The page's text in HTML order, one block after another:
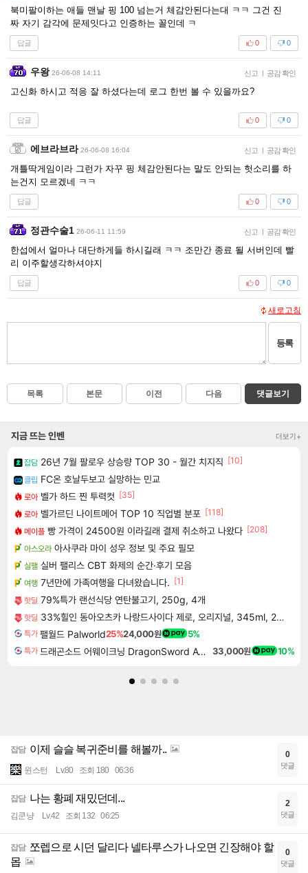
북미팔이하는 애들 맨날 핑 100 넘는거 체감안된다는대 ㅋㅋ 그건 진
짜 자기 감각에 문제잇다고 인증하는 꼴인데 ㅋ
답글 0
0
우왕 26-06-08 14:11 신고 | 공감 확인
고신화 하시고 적응 잘 하셨다는데 로그 한번 볼 수 있을까요?
답글 0
0
에브라브라 26-06-08 16:04 신고 | 공감 확인
개틀딱게임이라 그런가 자꾸 핑 체감안된다는 말도 안되는 헛소리를 하
는건지 모르겠네 ㅋㅋ
답글 0
0
정관수술1 26-06-11 11:59 신고 | 공감 확인
한섭에서 얼마나 대단하게들 하시길래 ㅋㅋ 조만간 종료 될 서버인데 빨
리 이주할생각하셔야지
답글 0
0
새로고침
등록
목록 본문 이전 다음 댓글보기
지금 뜨는 인벤 더보기+
잡담 26년 7월 팔로우 상승량 TOP 30 - 월간 치지직 [10]
클립 FC온 호날두보고 실망하는 민교
로아 벨가 하드 찐 투력컷 [35]
로아 벨가르딘 나이트메어 TOP 10 직업별 분포 [118]
메이플 빵 가격이 24500원 이라길래 결제 취소하고 나왔다 [208]
아스오라 아사쿠라 마이 성우 정보 및 주요 필모
실팰 실버 팰리스 CBT 화제의 순간·후기 모음
여행 7년만에 가족여행을 다녀왔습니다. [1]
핫딜 79%특가 랜선식당 연탄불고기, 250g, 4개
핫딜 33%힐인 동아오츠카 나랑드사이다 제로, 오리지널, 345ml, 24개
특가 팰월드 Palworld25%24,000원 5%
특가 드래곤소드 어웨이크닝 DragonSword Awakening 33,000원 10%
잡담 이제 슬슬 복귀준비를 해볼까..
윈스턴 Lv.80 조회 180 06:36
0
댓글
잡담 나는 황폐 재밌던데...
김쿤냥 Lv.42 조회 132 06:25
2
댓글
잡담 쪼렙으로 시던 달리다 넬타루스가 나오면 긴장해야 할
몹
0
댓글